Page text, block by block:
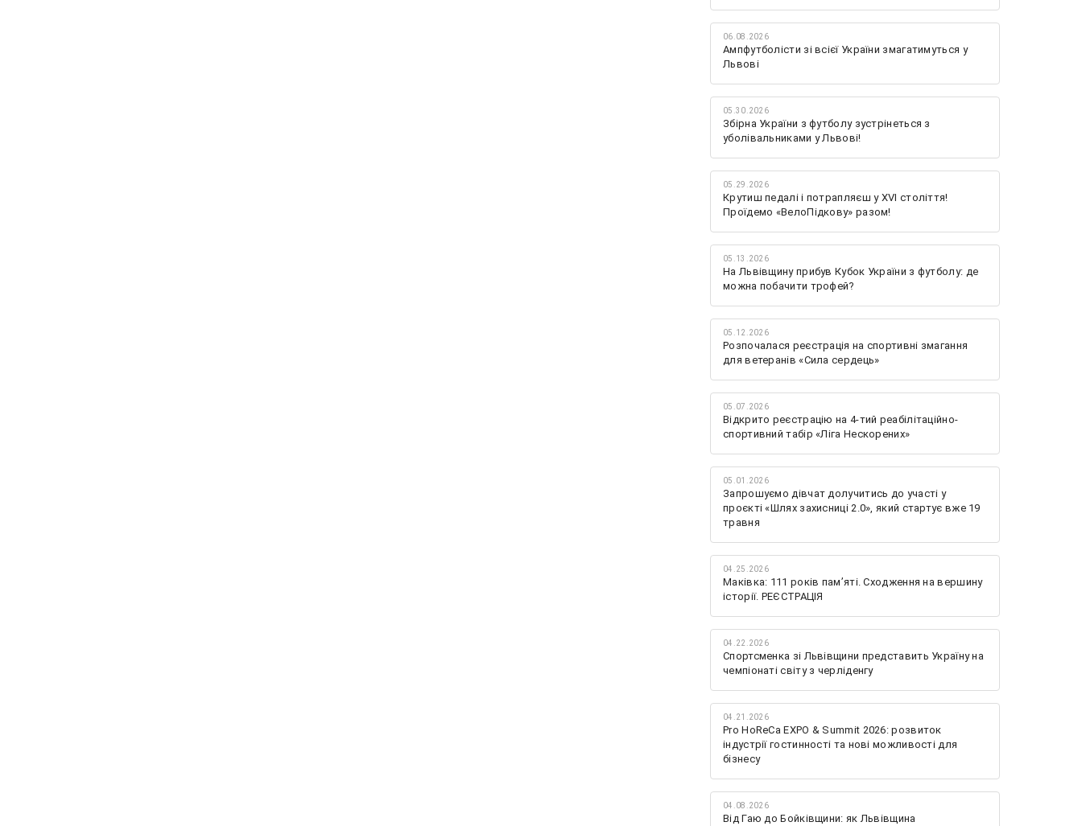
06.08.2026
Ампфутболісти зі всієї України змагатимуться у
Львові
05.30.2026
Збірна України з футболу зустрінеться з
уболівальниками у Львові!
05.29.2026
Крутиш педалі і потрапляєш у XVI століття!
Проїдемо «ВелоПідкову» разом!
05.13.2026
На Львівщину прибув Кубок України з футболу: де
можна побачити трофей?
05.12.2026
Розпочалася реєстрація на спортивні змагання
для ветеранів «Сила сердець»
05.07.2026
Відкрито реєстрацію на 4-тий реабілітаційно-
спортивний табір «Ліга Нескорених»
05.01.2026
Запрошуємо дівчат долучитись до участі у
проєкті «Шлях захисниці 2.0», який стартує вже 19
травня
04.25.2026
Маківка: 111 років пам’яті. Сходження на вершину
історії. РЕЄСТРАЦІЯ
04.22.2026
Спортсменка зі Львівщини представить Україну на
чемпіонаті світу з черліденгу
04.21.2026
Pro HoReCa EXPO & Summit 2026: розвиток
індустрії гостинності та нові можливості для
бізнесу
04.08.2026
Від Гаю до Бойківщини: як Львівщина